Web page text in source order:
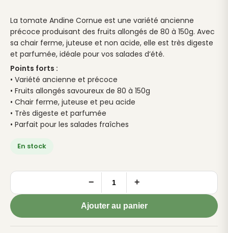
La tomate Andine Cornue est une variété ancienne
précoce produisant des fruits allongés de 80 à 150g. Avec
sa chair ferme, juteuse et non acide, elle est très digeste
et parfumée, idéale pour vos salades d’été.
Points forts :
• Variété ancienne et précoce
• Fruits allongés savoureux de 80 à 150g
• Chair ferme, juteuse et peu acide
• Très digeste et parfumée
• Parfait pour les salades fraîches
En stock
quantité
TOMATE
Andine
− +
Ajouter au panier